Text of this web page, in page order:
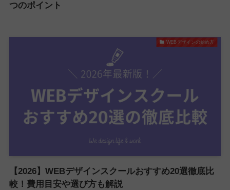
つのポイント
WEBデザインの始め方
【2026】WEBデザインスクールおすすめ20選徹底比
較！費用目安や選び方も解説